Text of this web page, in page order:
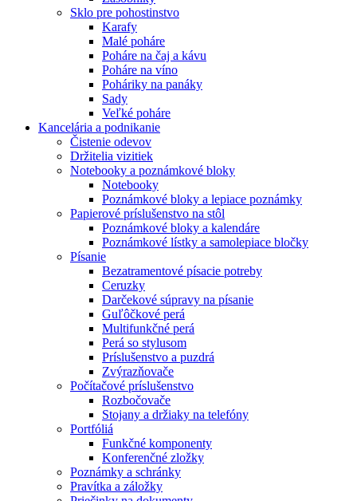
Sklo pre pohostinstvo
Karafy
Malé poháre
Poháre na čaj a kávu
Poháre na víno
Poháriky na panáky
Sady
Veľké poháre
Kancelária a podnikanie
Čistenie odevov
Držitelia vizitiek
Notebooky a poznámkové bloky
Notebooky
Poznámkové bloky a lepiace poznámky
Papierové príslušenstvo na stôl
Poznámkové bloky a kalendáre
Poznámkové lístky a samolepiace bločky
Písanie
Bezatramentové písacie potreby
Ceruzky
Darčekové súpravy na písanie
Guľôčkové perá
Multifunkčné perá
Perá so stylusom
Príslušenstvo a puzdrá
Zvýrazňovače
Počítačové príslušenstvo
Rozbočovače
Stojany a držiaky na telefóny
Portfóliá
Funkčné komponenty
Konferenčné zložky
Poznámky a schránky
Pravítka a záložky